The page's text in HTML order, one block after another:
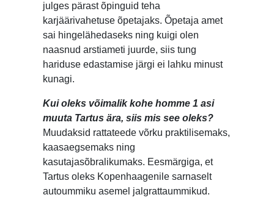
julges pärast õpinguid teha
karjäärivahetuse õpetajaks. Õpetaja amet
sai hingelähedaseks ning kuigi olen
naasnud arstiameti juurde, siis tung
hariduse edastamise järgi ei lahku minust
kunagi.
Kui oleks võimalik kohe homme 1 asi
muuta Tartus ära, siis mis see oleks?
Muudaksid rattateede võrku praktilisemaks,
kaasaegsemaks ning
kasutajasõbralikumaks. Eesmärgiga, et
Tartus oleks Kopenhaagenile sarnaselt
autoummiku asemel jalgrattaummikud.